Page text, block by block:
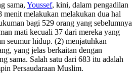
sama, Youssef, kini, dalam pengadilan
menit melakukan melakukan dua hal
bagi 529 orang yang sebelumnya
mati kecuali 37 dari mereka yang
seumur hidup. (2) menjatuhkan
yang jelas berkaitan dengan
sama. Salah satu dari 683 itu adalah
Persaudaraan Muslim.